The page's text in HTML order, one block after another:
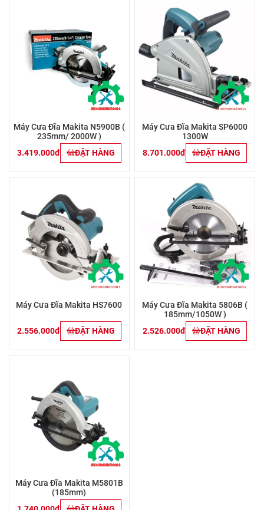
Máy Cưa Đĩa Makita N5900B (
235mm/ 2000W )
3.419.000đ
ĐẶT HÀNG
Máy Cưa Đĩa Makita SP6000
1300W
8.701.000đ
ĐẶT HÀNG
Máy Cưa Đĩa Makita HS7600
2.556.000đ ĐẶT HÀNG
Máy Cưa Đĩa Makita 5806B (
185mm/1050W )
2.526.000đ
ĐẶT HÀNG
Máy Cưa Đĩa Makita M5801B
(185mm)